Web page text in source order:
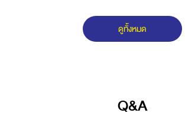
ดูทั้งหมด
Q&A